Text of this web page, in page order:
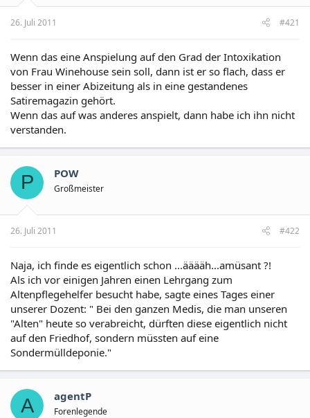
26. Juli 2011 #421
Wenn das eine Anspielung auf den Grad der Intoxikation
von Frau Winehouse sein soll, dann ist er so flach, dass er
besser in einer Abizeitung als in eine gestandenes
Satiremagazin gehört.
Wenn das auf was anderes anspielt, dann habe ich ihn nicht
verstanden.
P POW
Großmeister
26. Juli 2011 #422
Naja, ich finde es eigentlich schon ...ääääh...amüsant ?!
Als ich vor einigen Jahren einen Lehrgang zum
Altenpflegehelfer besucht habe, sagte eines Tages einer
unserer Dozent: " Bei den ganzen Medis, die man unseren
"Alten" heute so verabreicht, dürften diese eigentlich nicht
auf den Friedhof, sondern müssten auf eine
Sondermülldeponie."
A agentP
Forenlegende